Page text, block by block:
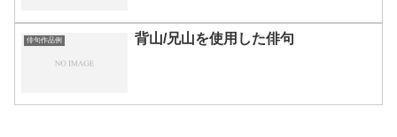
俳句作品例 背山/兄山を使用した俳句